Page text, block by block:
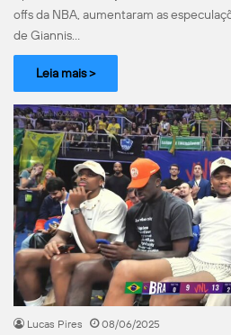
offs da NBA, aumentaram as
de Giannis…
Leia mais >
Lucas Pires 08/06/2025